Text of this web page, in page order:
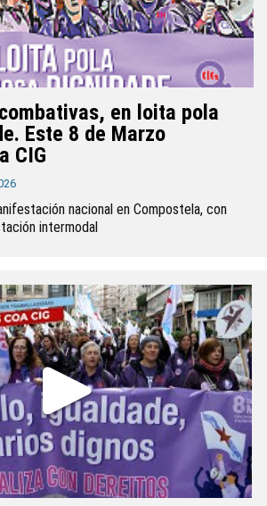
en loita pola
Este 8 de Marzo
CIG
nacional en Compostela, con
intermodal